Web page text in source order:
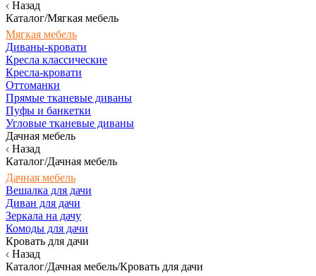
Назад
Каталог/Мягкая мебель
Мягкая мебель
Диваны-кровати
Кресла классические
Кресла-кровати
Оттоманки
Прямые тканевые диваны
Пуфы и банкетки
Угловые тканевые диваны
Дачная мебель
Назад
Каталог/Дачная мебель
Дачная мебель
Вешалка для дачи
Диван для дачи
Зеркала на дачу
Комоды для дачи
Кровать для дачи
Назад
Каталог/Дачная мебель/Кровать для дачи